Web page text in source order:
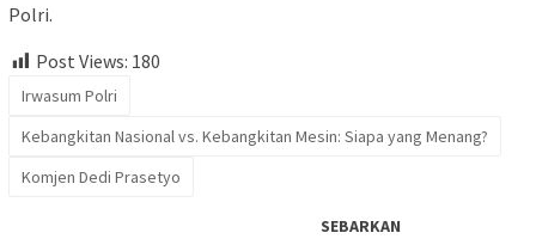
Polri.
Post Views: 180
Irwasum Polri
Kebangkitan Nasional vs. Kebangkitan Mesin: Siapa yang Menang?
Komjen Dedi Prasetyo
SEBARKAN